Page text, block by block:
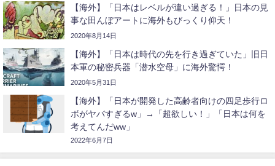
【海外】「日本はレベルが違い過ぎる！」日本の見
事な田んぼアートに海外もびっくり仰天！
2020年8月14日
【海外】「日本は時代の先を行き過ぎていた」旧日
本軍の秘密兵器「潜水空母」に海外驚愕！
2020年5月31日
【海外】「日本が開発した高齢者向けの四足歩行ロ
ボがヤバすぎるw」→「超欲しい！」「日本は何を
考えてんだww」
2022年6月7日